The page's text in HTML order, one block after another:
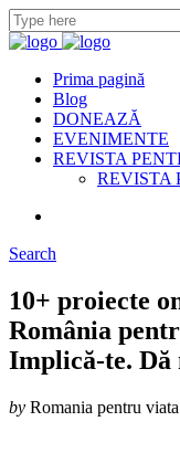
Prima pagină
Blog
DONEAZĂ
EVENIMENTE
REVISTA
REVISTA
Search
10+ proiecte
România
Implică-te. Dă
by Romania pentru viata